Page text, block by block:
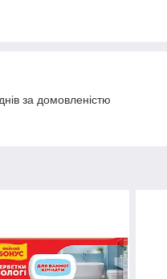
за домовленістю